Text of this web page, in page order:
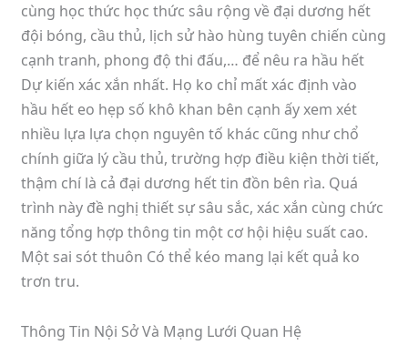
cùng học thức học thức sâu rộng về đại dương hết
đội bóng, cầu thủ, lịch sử hào hùng tuyên chiến cùng
cạnh tranh, phong độ thi đấu,… để nêu ra hầu hết
Dự kiến xác xắn nhất. Họ ko chỉ mất xác định vào
hầu hết eo hẹp số khô khan bên cạnh ấy xem xét
nhiều lựa lựa chọn nguyên tố khác cũng như chổ
chính giữa lý cầu thủ, trường hợp điều kiện thời tiết,
thậm chí là cả đại dương hết tin đồn bên rìa. Quá
trình này đề nghị thiết sự sâu sắc, xác xắn cùng chức
năng tổng hợp thông tin một cơ hội hiệu suất cao.
Một sai sót thuôn Có thể kéo mang lại kết quả ko
trơn tru.
Thông Tin Nội Sở Và Mạng Lưới Quan Hệ